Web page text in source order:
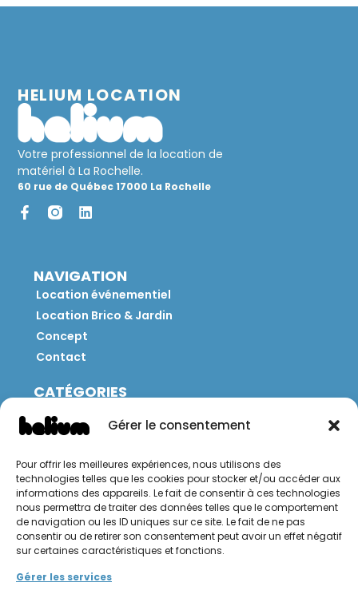
Gérer le consentement
Pour offrir les meilleures expériences, nous utilisons des
technologies telles que les cookies pour stocker et/ou accéder aux
informations des appareils. Le fait de consentir à ces technologies
nous permettra de traiter des données telles que le comportement
de navigation ou les ID uniques sur ce site. Le fait de ne pas
consentir ou de retirer son consentement peut avoir un effet négatif
sur certaines caractéristiques et fonctions.
Gérer les services
HELIUM LOCATION
Votre professionnel de la location de
matériel à La Rochelle.
60 rue de Québec 17000 La Rochelle
NAVIGATION
Location événementiel
Location Brico & Jardin
Concept
Contact
CATÉGORIES
Mobilier
Brico
Jardin
CONTACT